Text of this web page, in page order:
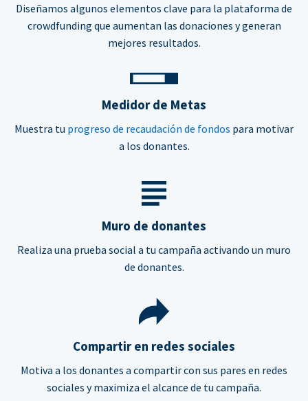
Diseñamos algunos elementos clave para la plataforma de
crowdfunding que aumentan las donaciones y generan
mejores resultados.
Medidor de Metas
Muestra tu progreso de recaudación de fondos para motivar
a los donantes.
Muro de donantes
Realiza una prueba social a tu campaña activando un muro
de donantes.
Compartir en redes sociales
Motiva a los donantes a compartir con sus pares en redes
sociales y maximiza el alcance de tu campaña.